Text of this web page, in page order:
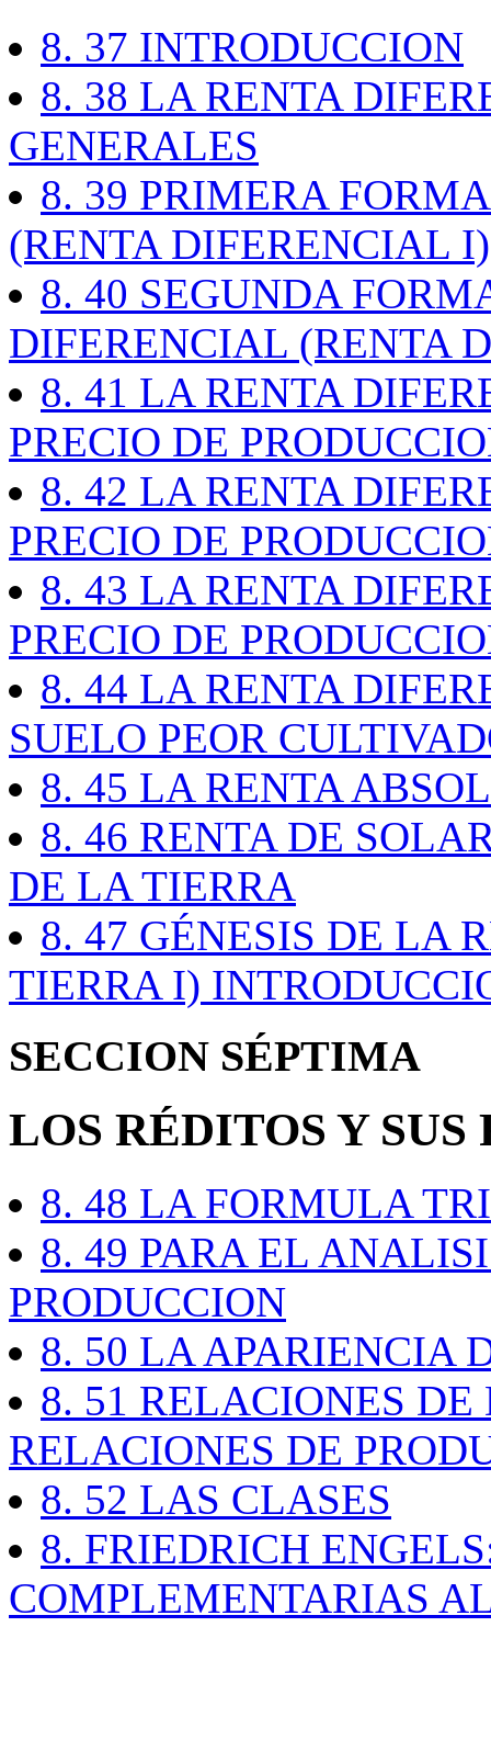
8. 37 INTRODUCCION
8. 38 LA RENTA
GENERALES
8. 39 PRIMERA
(RENTA DIFERENCIAL I)
8. 40 SEGUNDA
DIFERENCIAL (RENTA
8. 41 LA RENTA
PRECIO DE
8. 42 LA RENTA
PRECIO DE
8. 43 LA RENTA
PRECIO DE
8. 44 LA RENTA
SUELO PEOR
8. 45 LA RENTA
8. 46 RENTA DE
DE LA TIERRA
8. 47 GÉNESIS DE LA
TIERRA I)
SECCION SÉPTIMA
LOS RÉDITOS Y SUS
8. 48 LA FORMULA
8. 49 PARA EL
PRODUCCION
8. 50 LA APARIENCIA
8. 51 RELACIONES
RELACIONES DE
8. 52 LAS CLASES
8. FRIEDRICH
COMPLEMENTARIAS